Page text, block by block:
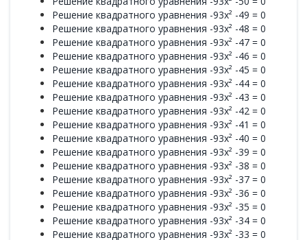
Решение квадратного уравнения -93x² -49 = 0
Решение квадратного уравнения -93x² -48 = 0
Решение квадратного уравнения -93x² -47 = 0
Решение квадратного уравнения -93x² -46 = 0
Решение квадратного уравнения -93x² -45 = 0
Решение квадратного уравнения -93x² -44 = 0
Решение квадратного уравнения -93x² -43 = 0
Решение квадратного уравнения -93x² -42 = 0
Решение квадратного уравнения -93x² -41 = 0
Решение квадратного уравнения -93x² -40 = 0
Решение квадратного уравнения -93x² -39 = 0
Решение квадратного уравнения -93x² -38 = 0
Решение квадратного уравнения -93x² -37 = 0
Решение квадратного уравнения -93x² -36 = 0
Решение квадратного уравнения -93x² -35 = 0
Решение квадратного уравнения -93x² -34 = 0
Решение квадратного уравнения -93x² -33 = 0